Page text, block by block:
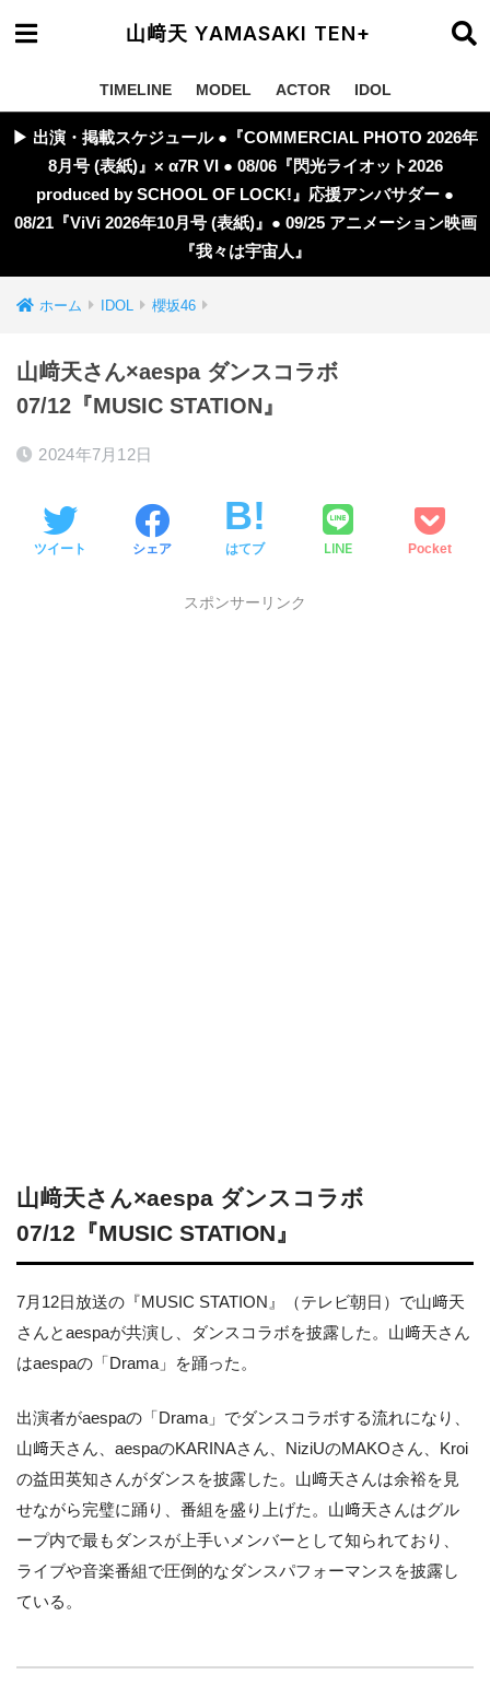
山﨑天 YAMASAKI TEN+
TIMELINE MODEL ACTOR IDOL
▶︎ 出演・掲載スケジュール ●『COMMERCIAL PHOTO 2026年
8月号 (表紙)』× α7R VI ● 08/06『閃光ライオット2026
produced by SCHOOL OF LOCK!』応援アンバサダー ●
08/21『ViVi 2026年10月号 (表紙)』● 09/25 アニメーション映画
『我々は宇宙人』
ホーム IDOL 櫻坂46
山﨑天さん×aespa ダンスコラボ
07/12『MUSIC STATION』
2024年7月12日
ツイート シェア はてブ LINE Pocket
スポンサーリンク
山﨑天さん×aespa ダンスコラボ
07/12『MUSIC STATION』
7月12日放送の『MUSIC STATION』（テレビ朝日）で山﨑天
さんとaespaが共演し、ダンスコラボを披露した。山﨑天さん
はaespaの「Drama」を踊った。
出演者がaespaの「Drama」でダンスコラボする流れになり、
山﨑天さん、aespaのKARINAさん、NiziUのMAKOさん、Kroi
の益田英知さんがダンスを披露した。山﨑天さんは余裕を見
せながら完璧に踊り、番組を盛り上げた。山﨑天さんはグル
ープ内で最もダンスが上手いメンバーとして知られており、
ライブや音楽番組で圧倒的なダンスパフォーマンスを披露し
ている。